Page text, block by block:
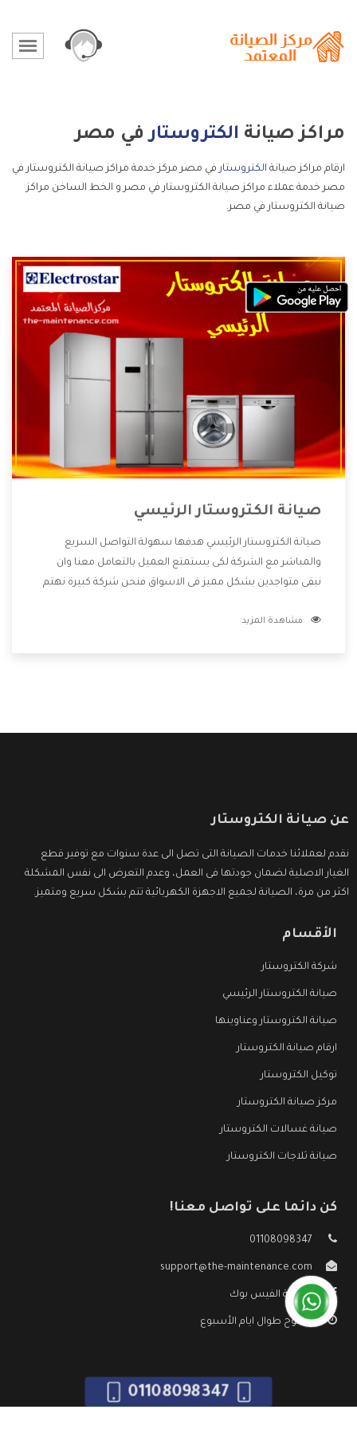
مراكز صيانة الكتروستارفي مصر
ارقام مراكز صيانة الكتروستار في مصر مركز خدمة مراكز صيانة الكتروستار في
مصر خدمة عملاء مراكز صيانة الكتروستار في مصر و الخط الساخن مراكز
صيانة الكتروستار في مصر.
صيانة الكتروستار الرئيسي
صيانة الكتروستار الرئيسي هدفها سهولة التواصل السريع
والمباشر مع الشركة لكى يستمتع العميل بالتعامل معنا وان
نبقى متواجدين بشكل مميز فى الاسواق فنحن شركة كبيرة نهتم
الشركة بها والتى تكون منها خدمة الصيانة التى تكون من أهم
مشاهدة المزيد
عن صيانة الكتروستار
نقدم لعملائنا خدمات الصيانة التى تصل الى عدة سنوات مع توفير قطع
الغيار الاصلية لضمان جودتها فى العمل، وعدم التعرض الى نفس المشكلة
اكثر من مرة، الصيانة لجميع الاجهزة الكهربائية تتم بشكل سريع ومتميز.
الأقسام
شركة الكتروستار
صيانة الكتروستار الرئيسي
صيانة الكتروستار وعناوينها
ارقام صيانة الكتروستار
توكيل الكتروستار
مركز صيانة الكتروستار
صيانة غسالات الكتروستار
صيانة ثلاجات الكتروستار
كن دائما على تواصل معنا!
01108098347
support@the-maintenance.com
صفحة الفيس بوك
مفتوح طوال ايام الأسبوع
01108098347